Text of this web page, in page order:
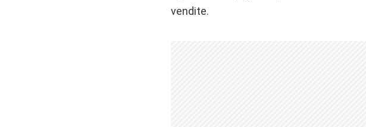
vendite.